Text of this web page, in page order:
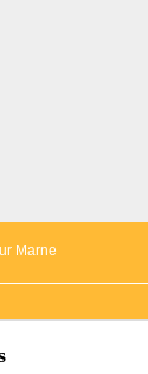
Marne